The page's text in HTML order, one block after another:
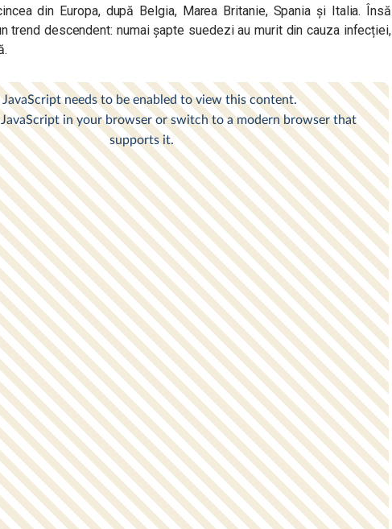
din Europa, după Belgia, Marea Britanie, Spania și Italia. Însă
trend descendent: numai șapte suedezi au murit din cauza infecției,